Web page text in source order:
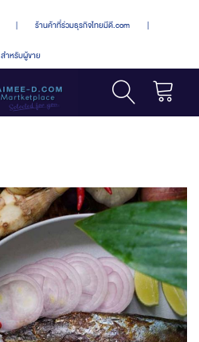
| ร้านค้าที่ร่วมธุรกิจไทยมีดี.com |
สำหรับผู้ขาย